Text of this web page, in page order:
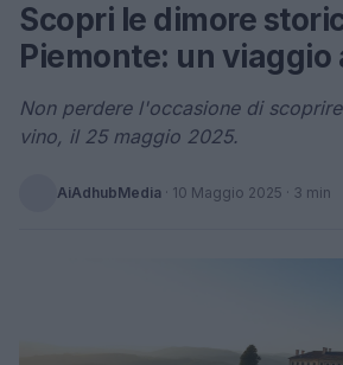
Scopri le dimore
Piemonte: un viaggio
Non perdere l'occasione di
vino, il 25 maggio 2025.
AiAdhubMedia · 10 Maggio 2025 · 3 min